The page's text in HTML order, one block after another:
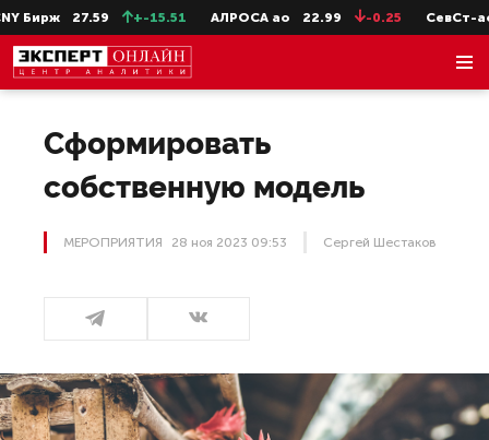
27.59 +-15.51 АЛРОСА ао 22.99 -0.25 СевСт-ао 654.8
Сформировать
собственную модель
МЕРОПРИЯТИЯ 28 ноя 2023 09:53 Сергей Шестаков